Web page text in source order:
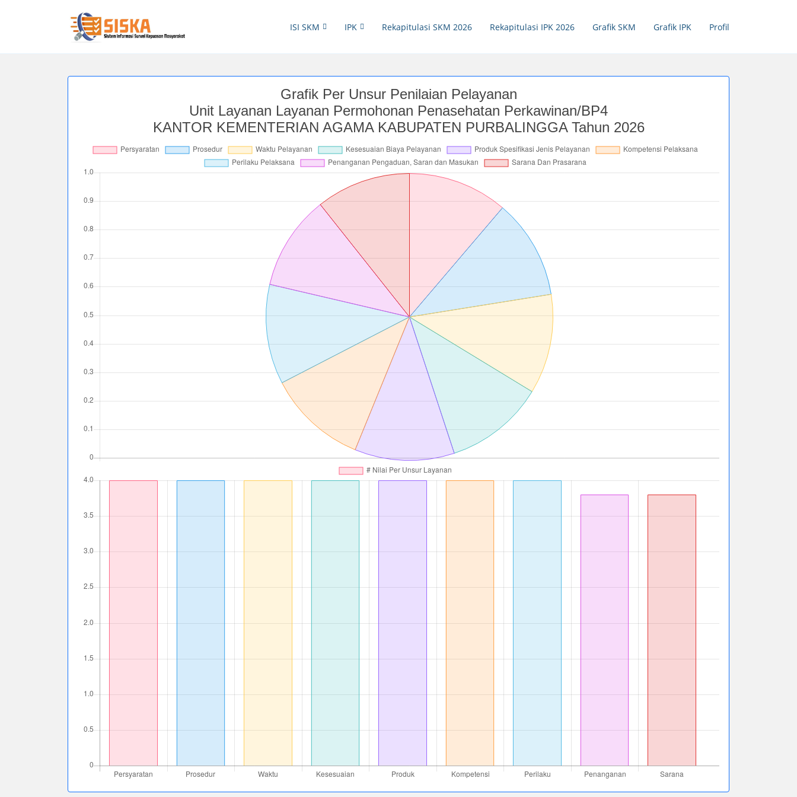
ISI SKM IPK Rekapitulasi SKM 2026 Rekapitulasi IPK 2026 Grafik SKM Grafik IPK Profil
Grafik Per Unsur Penilaian Pelayanan
Unit Layanan Layanan Permohonan Penasehatan Perkawinan/BP4
KANTOR KEMENTERIAN AGAMA KABUPATEN PURBALINGGA Tahun 2026